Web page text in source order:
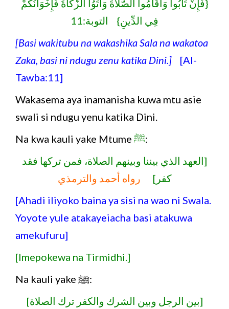
{فَإِنْ تَابُوا وَأَقَامُوا الصَّلاةَ وَآتَوُا الزَّكَاةَ فَإِخْوَانُكُمْ
فِي الدِّينِ} التوبة:11
[Basi wakitubu na wakashika Sala na wakatoa
Zaka, basi ni ndugu zenu katika Dini.] [Al-
Tawba:11]
Wakasema aya inamanisha kuwa mtu asie
swali si ndugu yenu katika Dini.
Na kwa kauli yake Mtume ﷺ:
[العهد الذي بيننا وبينهم الصلاة، فمن تركها فقد
كفر]
رواه أحمد والترمذي
[Ahadi iliyoko baina ya sisi na wao ni Swala.
Yoyote yule atakayeiacha basi atakuwa
amekufuru]
[Imepokewa na Tirmidhi.]
Na kauli yake ﷺ:
[بين الرجل وبين الشرك والكفر ترك الصلاة]